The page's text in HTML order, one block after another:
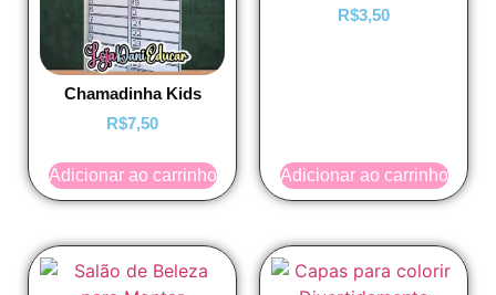
Chamadinha Kids
R$7,50
Adicionar ao carrinho
Avaliação
5.00
R$3,50
Adicionar ao carrinho